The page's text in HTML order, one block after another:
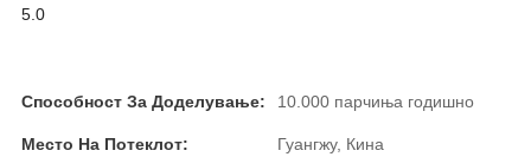
ଓଡ଼ିଆ
Basa Jawa
5.0
Способност За Доделување: 10.000 парчиња годишно
Место На Потеклот: Гуангжу, Кина